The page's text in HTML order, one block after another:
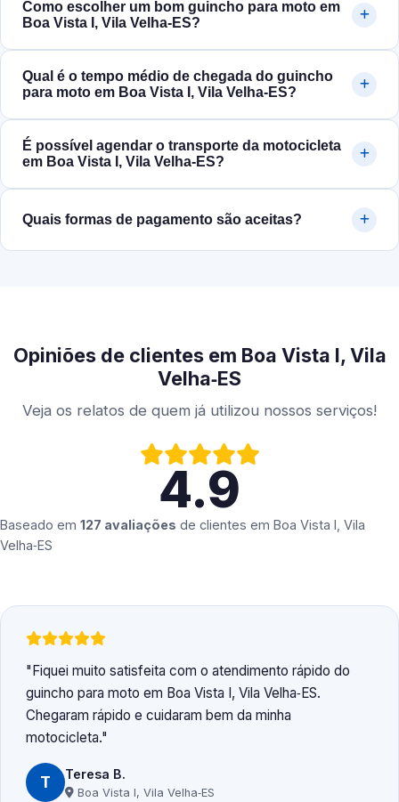
Como escolher um bom guincho para moto em
Boa Vista I, Vila Velha‑ES?
Qual é o tempo médio de chegada do guincho
para moto em Boa Vista I, Vila Velha‑ES?
É possível agendar o transporte da motocicleta
em Boa Vista I, Vila Velha‑ES?
Quais formas de pagamento são aceitas?
Opiniões de clientes em Boa Vista I, Vila
Velha‑ES
Veja os relatos de quem já utilizou nossos serviços!
4.9
Baseado em 127 avaliações de clientes em Boa Vista I, Vila
Velha‑ES
Fiquei muito satisfeita com o atendimento rápido do
guincho para moto em Boa Vista I, Vila Velha‑ES.
Chegaram rápido e cuidaram bem da minha
motocicleta.
T Teresa B.
Boa Vista I, Vila Velha‑ES